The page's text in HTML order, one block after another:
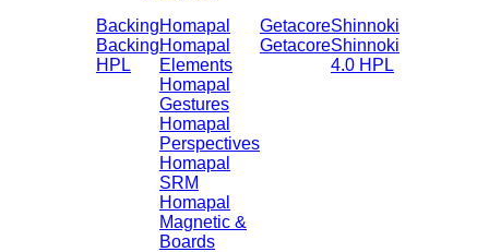
Backing
Backing
HPL
Homapal
Homapal
Elements
Homapal
Gestures
Homapal
Perspectives
Homapal
SRM
Homapal
Magnetic &
Boards
Getacore
Getacore
Shinnoki
Shinnoki
4.0 HPL